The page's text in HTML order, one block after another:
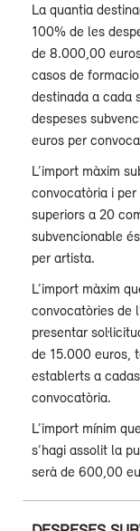
La quantia
100% de les
de 8.000,00
casos de
destinada a cada
despeses
euros per
L’import màxim
convocatòria i
superiors a 20
subvencionable
per artista.
L’import màxim
convocatòries de
presentar
de 15.000 euros,
establerts a
convocatòria.
L’import mínim
s’hagi assolit la
serà de 600,00